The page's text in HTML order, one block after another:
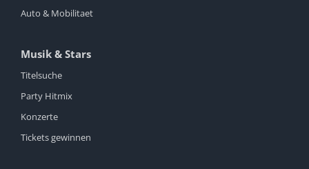
Auto & Mobilitaet
Musik & Stars
Titelsuche
Party Hitmix
Konzerte
Tickets gewinnen